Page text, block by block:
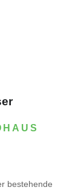
bestehende